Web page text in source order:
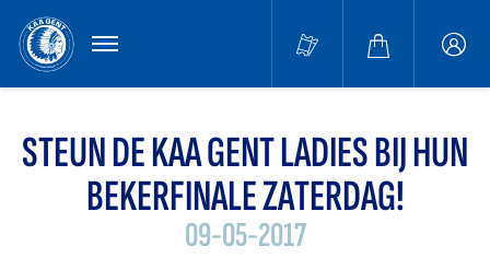
MENU
STEUN DE KAA GENT LADIES BIJ HUN
BEKERFINALE ZATERDAG!
09-05-2017